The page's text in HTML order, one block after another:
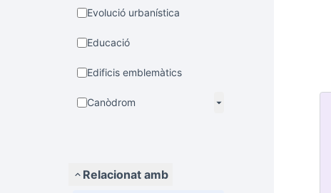
Evolució urbanística
Educació
Edificis emblemàtics
Canòdrom
Relacionat amb